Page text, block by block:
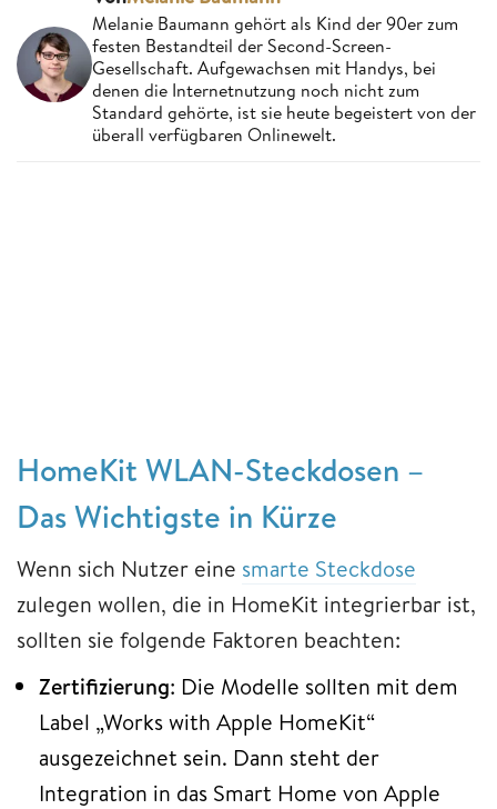
Melanie Baumann gehört als Kind der 90er zum
festen Bestandteil der Second-Screen-
Gesellschaft. Aufgewachsen mit Handys, bei
denen die Internetnutzung noch nicht zum
Standard gehörte, ist sie heute begeistert von der
überall verfügbaren Onlinewelt.
HomeKit WLAN-Steckdosen –
Das Wichtigste in Kürze
Wenn sich Nutzer eine smarte Steckdose
zulegen wollen, die in HomeKit integrierbar ist,
sollten sie folgende Faktoren beachten:
Zertifizierung: Die Modelle sollten mit dem
Label „Works with Apple HomeKit“
ausgezeichnet sein. Dann steht der
Integration in das Smart Home von Apple